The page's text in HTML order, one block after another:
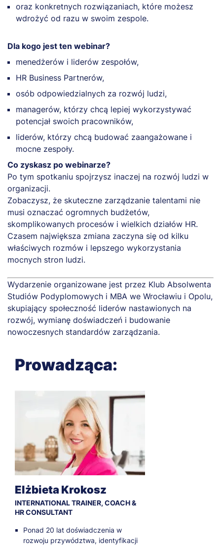
oraz konkretnych rozwiązaniach, które możesz
wdrożyć od razu w swoim zespole.
Dla kogo jest ten webinar?
menedżerów i liderów zespołów,
HR Business Partnerów,
osób odpowiedzialnych za rozwój ludzi,
managerów, którzy chcą lepiej wykorzystywać
potencjał swoich pracowników,
liderów, którzy chcą budować zaangażowane i
mocne zespoły.
Co zyskasz po webinarze?
Po tym spotkaniu spojrzysz inaczej na rozwój ludzi w
organizacji.
Zobaczysz, że skuteczne zarządzanie talentami nie
musi oznaczać ogromnych budżetów,
skomplikowanych procesów i wielkich działów HR.
Czasem największa zmiana zaczyna się od kilku
właściwych rozmów i lepszego wykorzystania
mocnych stron ludzi.
Wydarzenie organizowane jest przez Klub Absolwenta
Studiów Podyplomowych i MBA we Wrocławiu i Opolu,
skupiający społeczność liderów nastawionych na
rozwój, wymianę doświadczeń i budowanie
nowoczesnych standardów zarządzania.
Prowadząca:
Elżbieta Krokosz
INTERNATIONAL TRAINER, COACH &
HR CONSULTANT
Ponad 20 lat doświadczenia w
rozwoju przywództwa, identyfikacji